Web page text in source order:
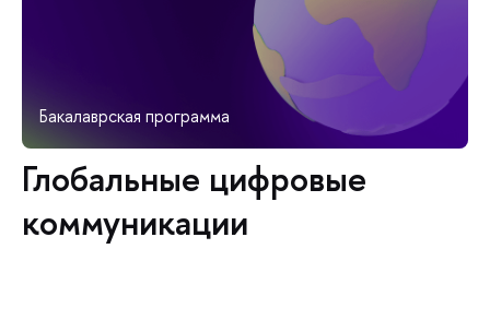
Бакалаврская программа
Глобальные цифровые
коммуникации